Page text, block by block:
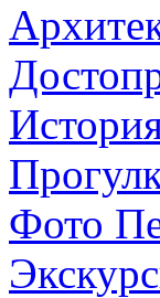
Фото